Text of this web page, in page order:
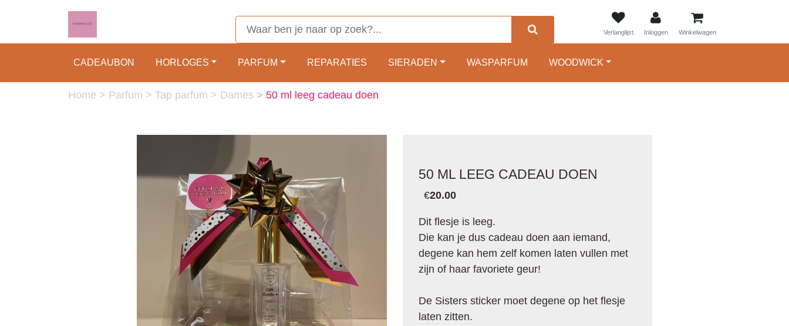
Verlanglijst Inloggen Winkelwagen
CADEAUBON HORLOGES PARFUM REPARATIES SIERADEN WASPARFUM WOODWICK
Home > Parfum > Tap parfum > Dames > 50 ml leeg cadeau doen
50 ML LEEG CADEAU DOEN
€20.00
Dit flesje is leeg.
Die kan je dus cadeau doen aan iemand,
degene kan hem zelf komen laten vullen met
zijn of haar favoriete geur!
De Sisters sticker moet degene op het flesje
laten zitten.